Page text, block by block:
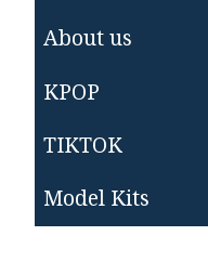
About us
KPOP
TIKTOK
Model Kits